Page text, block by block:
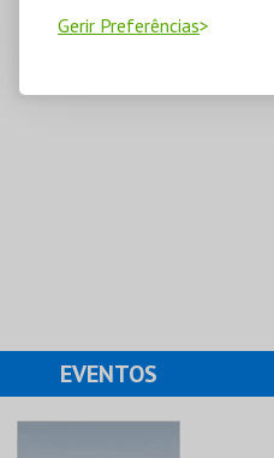
Gerir Preferências
EVENTOS